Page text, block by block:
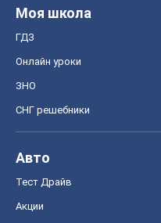
Моя школа
ГДЗ
Онлайн уроки
ЗНО
СНГ решебники
Авто
Тест Драйв
Акции